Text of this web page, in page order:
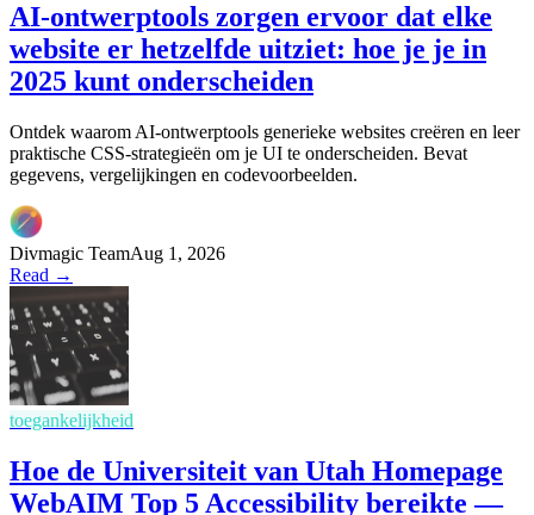
AI-ontwerptools zorgen ervoor dat elke
website er hetzelfde uitziet: hoe je je in
2025 kunt onderscheiden
Ontdek waarom AI-ontwerptools generieke websites creëren en leer
praktische CSS-strategieën om je UI te onderscheiden. Bevat
gegevens, vergelijkingen en codevoorbeelden.
Divmagic TeamAug 1, 2026
Read →
toegankelijkheid
Hoe de Universiteit van Utah Homepage
WebAIM Top 5 Accessibility bereikte —